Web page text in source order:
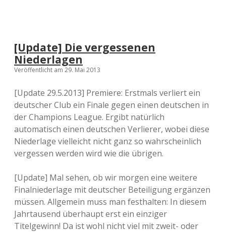
[Update] Die vergessenen
Niederlagen
Veröffentlicht am 29. Mai 2013
[Update 29.5.2013] Premiere: Erstmals verliert ein
deutscher Club ein Finale gegen einen deutschen in
der Champions League. Ergibt natürlich
automatisch einen deutschen Verlierer, wobei diese
Niederlage vielleicht nicht ganz so wahrscheinlich
vergessen werden wird wie die übrigen.
[Update] Mal sehen, ob wir morgen eine weitere
Finalniederlage mit deutscher Beteiligung ergänzen
müssen. Allgemein muss man festhalten: In diesem
Jahrtausend überhaupt erst ein einziger
Titelgewinn! Da ist wohl nicht viel mit zweit- oder